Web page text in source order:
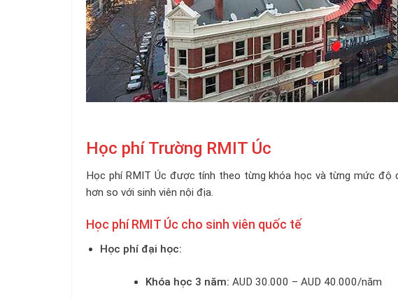
Học phí Trường RMIT Úc
Học phí RMIT Úc được tính theo từng khóa học và từng mức
hơn so với sinh viên nội địa.
Học phí RMIT Úc cho sinh viên quốc tế
Học phí đại học:
Khóa học 3 năm: AUD 30.000 – AUD 40.000/năm